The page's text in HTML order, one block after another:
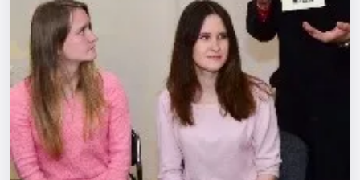
Города
Площадки
Артисты
Рейтинги